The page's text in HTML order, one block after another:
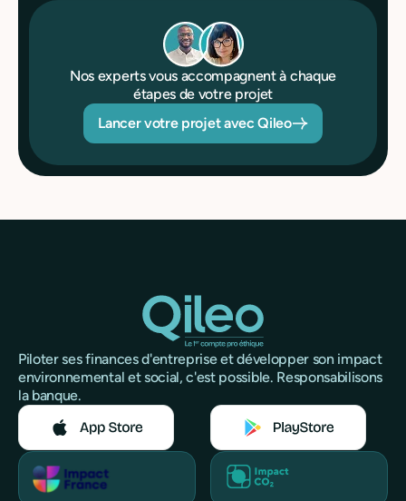
Nos experts vous accompagnent à chaque
étapes de votre projet
Lancer votre projet avec Qileo
Piloter ses finances d'entreprise et développer son impact
environnemental et social, c'est possible. Responsabilisons
la banque.